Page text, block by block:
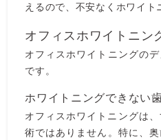
えるので、不安なくホワイト
オフィスホワイトニン
オフィスホワイトニングの
です。
ホワイトニングできない
オフィスホワイトニングは
術ではありません。特に、